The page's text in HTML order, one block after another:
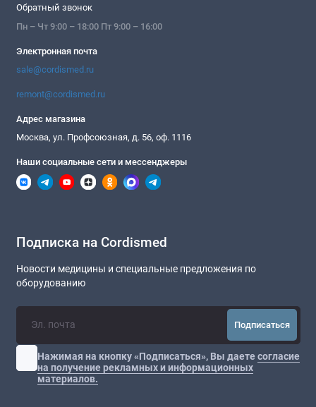
Обратный звонок
Пн – Чт 9:00 – 18:00 Пт 9:00 – 16:00
Электронная почта
sale@cordismed.ru
remont@cordismed.ru
Адрес магазина
Москва, ул. Профсоюзная, д. 56, оф. 1116
Наши социальные сети и мессенджеры
Подписка на Cordismed
Новости медицины и специальные предложения по
оборудованию
Подписаться
Нажимая на кнопку «Подписаться», Вы даетесогласие
на получение рекламных и информационных
материалов.